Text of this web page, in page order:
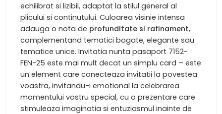
echilibrat si lizibil, adaptat la stilul general al
plicului si continutului. Culoarea visinie intensa
adauga o nota de profunditate si rafinament,
complementand tematici bogate, elegante sau
tematice unice. Invitatia nunta pasaport 7152-
FEN-25 este mai mult decat un simplu card – este
un element care conecteaza invitatii la povestea
voastra, invitandu-i emotional la celebrarea
momentului vostru special, cu o prezentare care
stimuleaza imaginatia si entuziasmul inainte de